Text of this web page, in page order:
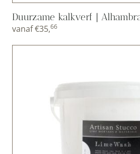
Duurzame kalkverf |
vanaf€35,66